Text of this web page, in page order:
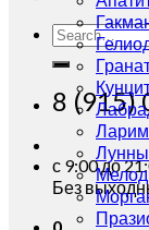
Search
for:
8 (915)
с 9:00 до
Без